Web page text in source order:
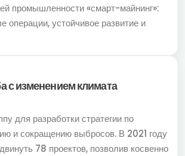
промышленности «смарт-майнинг»:
операции, устойчивое развитие и
с изменением климата
для разработки стратегии по
и сокращению выбросов. В 2021 году
78 проектов, позволив косвенно